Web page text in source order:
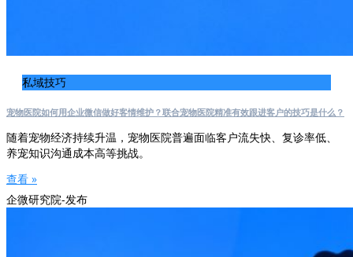
私域技巧
宠物医院如何用企业微信做好客情维护？联合宠物医院精准有效跟进客户的技巧是什么？
随着宠物经济持续升温，宠物医院普遍面临客户流失快、复诊率低、
养宠知识沟通成本高等挑战。
查看 »
企微研究院-发布